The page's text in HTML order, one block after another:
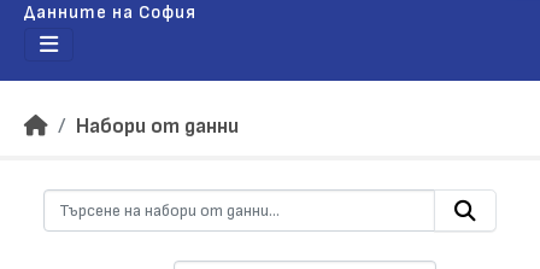
Данните на София
Набори от данни